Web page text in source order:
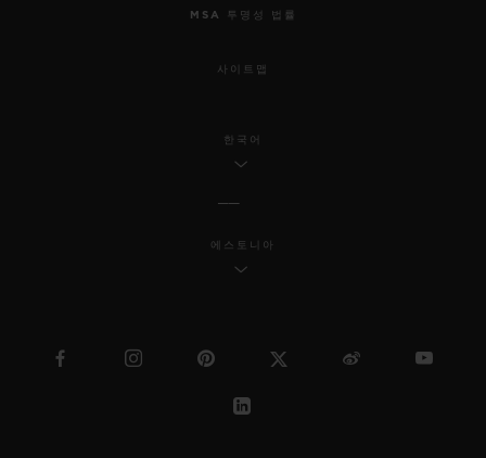
MSA 투명성 법률
사이트맵
한국어
에스토니아